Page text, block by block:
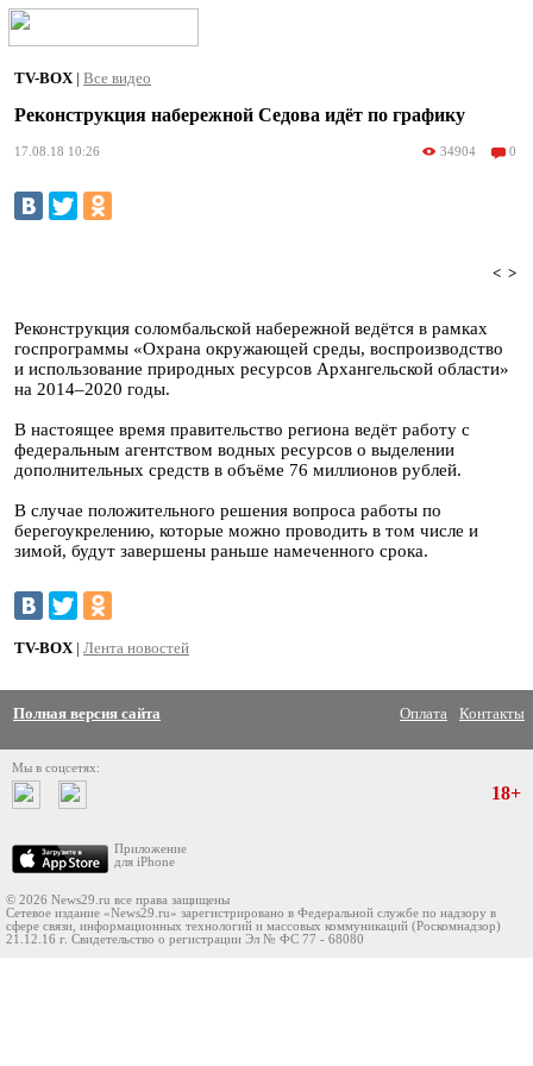
TV-BOX | Все видео
Реконструкция набережной Седова идёт по графику
17.08.18 10:26 34904 0
< >
Реконструкция соломбальской набережной ведётся в рамках
госпрограммы «Охрана окружающей среды, воспроизводство
и использование природных ресурсов Архангельской области»
на 2014–2020 годы.
В настоящее время правительство региона ведёт работу с
федеральным агентством водных ресурсов о выделении
дополнительных средств в объёме 76 миллионов рублей.
В случае положительного решения вопроса работы по
берегоукрелению, которые можно проводить в том числе и
зимой, будут завершены раньше намеченного срока.
TV-BOX| Лента новостей
Полная версия сайта Оплата Контакты
Мы в соцсетях:
Приложение
для iPhone
18+
© 2026 News29.ru все права защищены
Сетевое издание «News29.ru» зарегистрировано в Федеральной службе по надзору в
сфере связи, информационных технологий и массовых коммуникаций (Роскомнадзор)
21.12.16 г. Свидетельство о регистрации Эл № ФС 77 - 68080